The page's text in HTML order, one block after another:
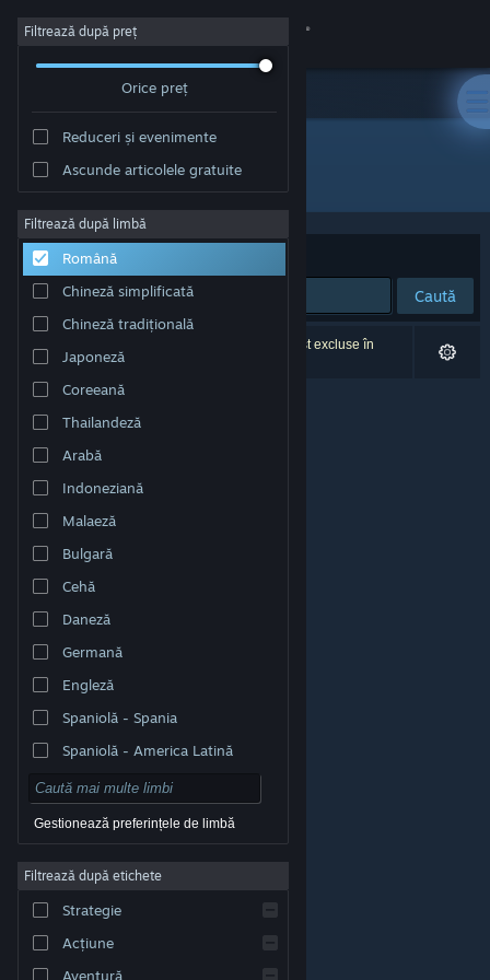
Conectează-te
Despre
Asistență
Schimbă limba
Vezi site în versiunea pentru desktop
© Valve Corporation. Toate drepturile rezervate. Toate
respectivi în SUA și celelalte țări.
Acordul Steam pentru abonați
Cookie-uri
Filtrează după preț
Orice preț
Reduceri și evenimente
Ascunde articolele gratuite
Filtrează după limbă
Română
Chineză simplificată
Chineză tradițională
Japoneză
Coreeană
Thailandeză
Arabă
Indoneziană
Malaeză
Bulgară
Cehă
Daneză
Germană
Engleză
Spaniolă - Spania
Spaniolă - America Latină
Gestionează preferințele de limbă
Filtrează după etichete
Strategie
Acțiune
Aventură
Dezvoltator: Creeepling
Sortează după
Caută
0 rezultate corespund căutării tale. 2 titluri au fost excluse în
funcție de preferințele tale.